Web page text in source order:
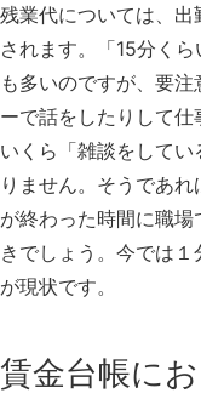
残業代については、出
されます。「15分く
も多いのですが、要
ーで話をしたりして仕
いくら「雑談をして
りません。そうであ
が終わった時間に職
きでしょう。 今では１
が現状です。
賃金台帳に